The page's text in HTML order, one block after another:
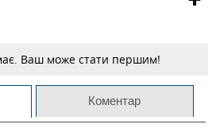
Ваш може стати першим!
Коментар